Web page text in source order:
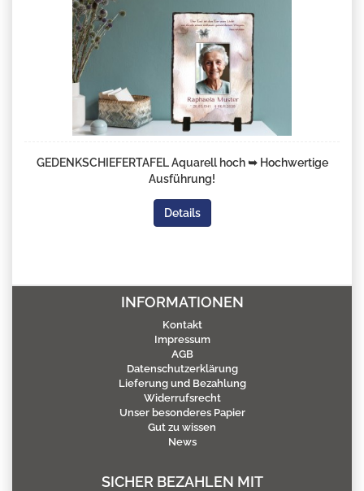
GEDENKSCHIEFERTAFEL Aquarell hoch ➥ Hochwertige
Ausführung!
Details
INFORMATIONEN
Kontakt
Impressum
AGB
Datenschutzerklärung
Lieferung und Bezahlung
Widerrufsrecht
Unser besonderes Papier
Gut zu wissen
News
SICHER BEZAHLEN MIT